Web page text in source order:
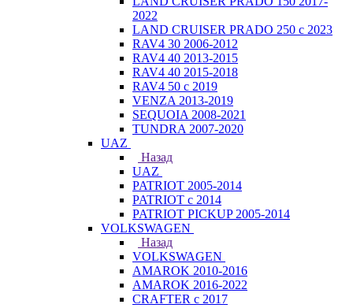
2022
LAND CRUISER PRADO 250 с 2023
RAV4 30 2006-2012
RAV4 40 2013-2015
RAV4 40 2015-2018
RAV4 50 с 2019
VENZA 2013-2019
SEQUOIA 2008-2021
TUNDRA 2007-2020
UAZ
Назад
UAZ
PATRIOT 2005-2014
PATRIOT с 2014
PATRIOT PICKUP 2005-2014
VOLKSWAGEN
Назад
VOLKSWAGEN
AMAROK 2010-2016
AMAROK 2016-2022
CRAFTER с 2017